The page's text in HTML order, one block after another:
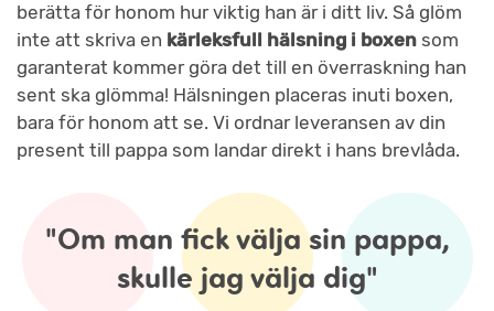
berätta för honom hur viktig han är i ditt liv. Så glöm
inte att skriva en kärleksfull hälsning i boxen som
garanterat kommer göra det till en överraskning han
sent ska glömma! Hälsningen placeras inuti boxen,
bara för honom att se. Vi ordnar leveransen av din
present till pappa som landar direkt i hans brevlåda.
"Om man fick välja sin pappa,
skulle jag välja dig"